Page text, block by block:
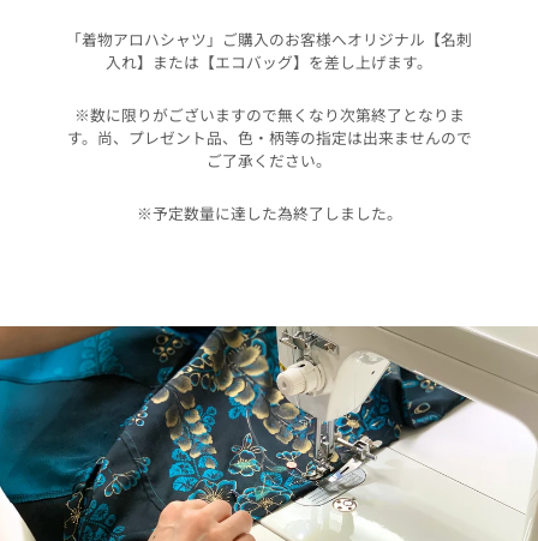
「着物アロハシャツ」ご購入のお客様へオリジナル【名刺
入れ】または【エコバッグ】を差し上げます。
※数に限りがございますので無くなり次第終了となりま
す。尚、プレゼント品、色・柄等の指定は出来ませんので
ご了承ください。
※予定数量に達した為終了しました。